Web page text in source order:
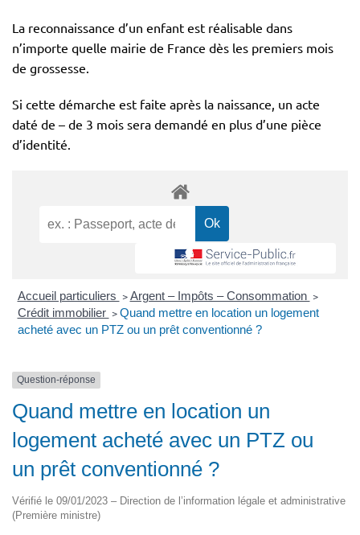
La reconnaissance d’un enfant est réalisable dans
n’importe quelle mairie de France dès les premiers mois
de grossesse.
Si cette démarche est faite après la naissance, un acte
daté de – de 3 mois sera demandé en plus d’une pièce
d’identité.
Accueil particuliers > Argent – Impôts – Consommation >
Crédit immobilier > Quand mettre en location un logement
acheté avec un PTZ ou un prêt conventionné ?
Question-réponse
Quand mettre en location un
logement acheté avec un PTZ ou
un prêt conventionné ?
Vérifié le 09/01/2023 – Direction de l’information légale et administrative
(Première ministre)